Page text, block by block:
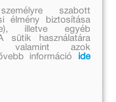
Őrjárat – Mancs-
4.
ár:
Ft
szabott
élmény biztosítása
illetve egyéb
sütik használatára
valamint azok
információ
ide